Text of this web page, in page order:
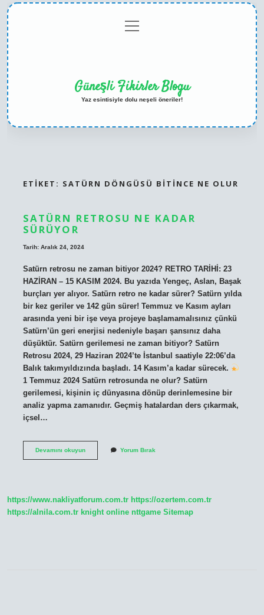
menüyü
aç
Güneşli Fikirler Blogu
Yaz esintisiyle dolu neşeli öneriler!
ETIKET: SATÜRN DÖNGÜSÜ BITINCE NE OLUR
SATÜRN RETROSU NE KADAR
SÜRÜYOR
Tarih: Aralık 24, 2024
Satürn retrosu ne zaman bitiyor 2024? RETRO TARİHİ: 23
HAZİRAN – 15 KASIM 2024. Bu yazıda Yengeç, Aslan, Başak
burçları yer alıyor. Satürn retro ne kadar sürer? Satürn yılda
bir kez geriler ve 142 gün sürer! Temmuz ve Kasım ayları
arasında yeni bir işe veya projeye başlamamalısınız çünkü
Satürn’ün geri enerjisi nedeniyle başarı şansınız daha
düşüktür. Satürn gerilemesi ne zaman bitiyor? Satürn
Retrosu 2024, 29 Haziran 2024’te İstanbul saatiyle 22:06’da
Balık takımyıldızında başladı. 14 Kasım’a kadar sürecek.
1 Temmuz 2024 Satürn retrosunda ne olur? Satürn
gerilemesi, kişinin iç dünyasına dönüp derinlemesine bir
analiz yapma zamanıdır. Geçmiş hatalardan ders çıkarmak,
içsel…
Devamını okuyunSatürn
Yorum Bırak
https://www.nakliyatforum.com.tr https://ozertem.com.tr
https://alnila.com.tr knight online nttgame Sitemap